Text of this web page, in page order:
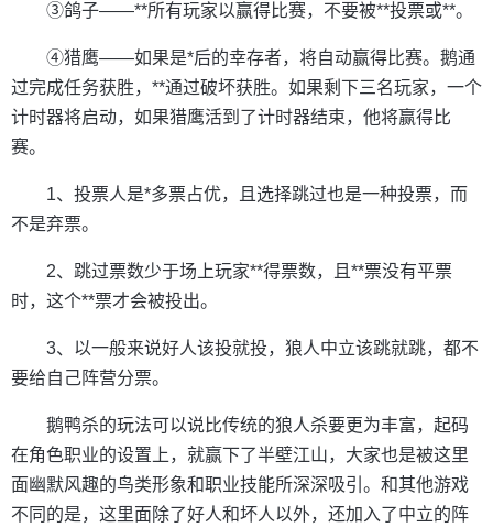
③鸽子——**所有玩家以赢得比赛，不要被**投票或**。
④猎鹰——如果是*后的幸存者，将自动赢得比赛。鹅通
过完成任务获胜，**通过破坏获胜。如果剩下三名玩家，一个
计时器将启动，如果猎鹰活到了计时器结束，他将赢得比
赛。
1、投票人是*多票占优，且选择跳过也是一种投票，而
不是弃票。
2、跳过票数少于场上玩家**得票数，且**票没有平票
时，这个**票才会被投出。
3、以一般来说好人该投就投，狼人中立该跳就跳，都不
要给自己阵营分票。
鹅鸭杀的玩法可以说比传统的狼人杀要更为丰富，起码
在角色职业的设置上，就赢下了半壁江山，大家也是被这里
面幽默风趣的鸟类形象和职业技能所深深吸引。和其他游戏
不同的是，这里面除了好人和坏人以外，还加入了中立的阵